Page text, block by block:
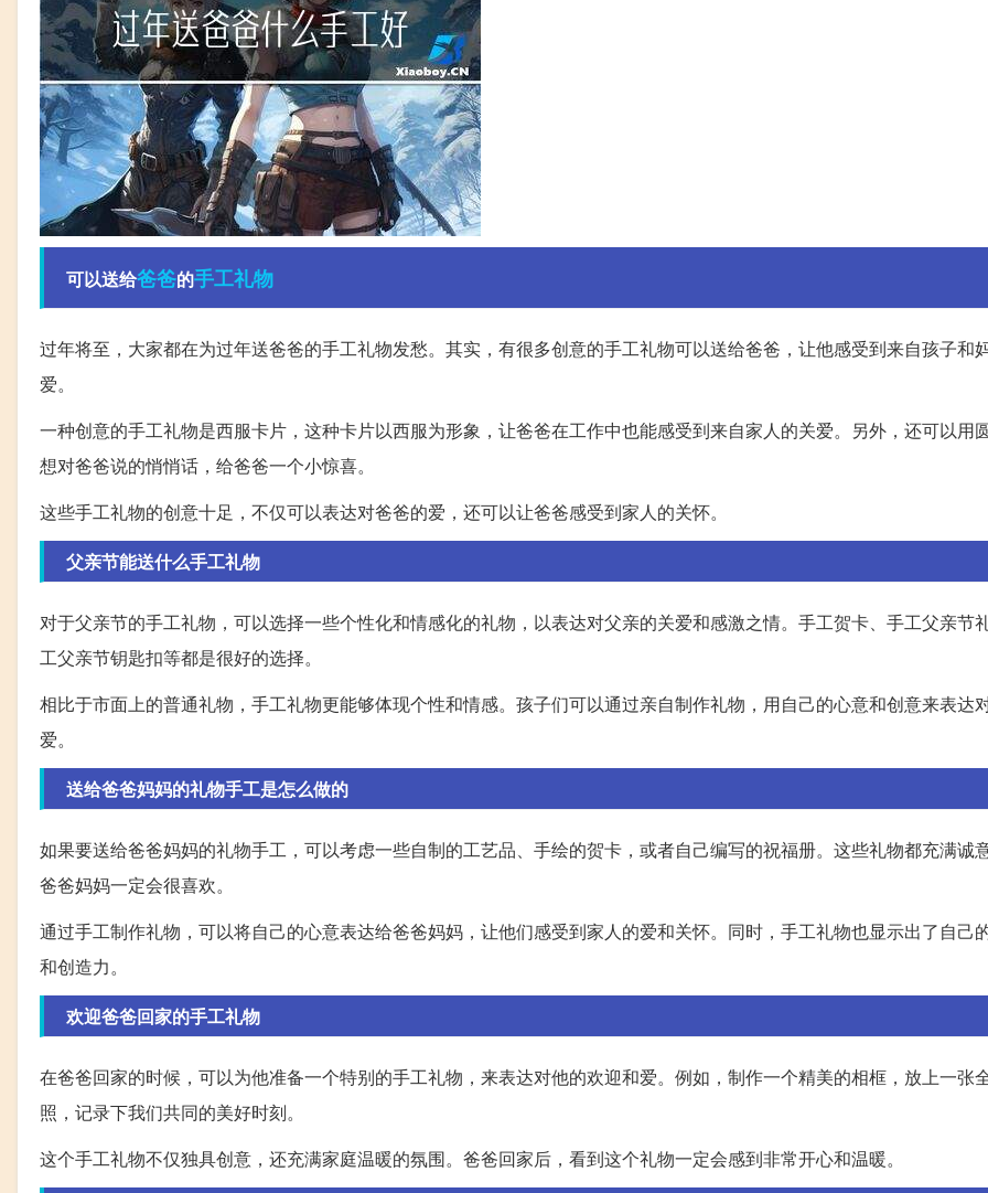
可以送给爸爸的手工礼物
过年将至，大家都在为过年送爸爸的手工礼物发愁。其实，有很多创意的手工礼物可以送给爸爸，让他感受到来自孩子和
爱。
一种创意的手工礼物是西服卡片，这种卡片以西服为形象，让爸爸在工作中也能感受到来自家人的关爱。另外，还可以用
想对爸爸说的悄悄话，给爸爸一个小惊喜。
这些手工礼物的创意十足，不仅可以表达对爸爸的爱，还可以让爸爸感受到家人的关怀。
父亲节能送什么手工礼物
对于父亲节的手工礼物，可以选择一些个性化和情感化的礼物，以表达对父亲的关爱和感激之情。手工贺卡、手工父亲节
工父亲节钥匙扣等都是很好的选择。
相比于市面上的普通礼物，手工礼物更能够体现个性和情感。孩子们可以通过亲自制作礼物，用自己的心意和创意来表达
爱。
送给爸爸妈妈的礼物手工是怎么做的
如果要送给爸爸妈妈的礼物手工，可以考虑一些自制的工艺品、手绘的贺卡，或者自己编写的祝福册。这些礼物都充满诚
爸爸妈妈一定会很喜欢。
通过手工制作礼物，可以将自己的心意表达给爸爸妈妈，让他们感受到家人的爱和关怀。同时，手工礼物也显示出了自己
和创造力。
欢迎爸爸回家的手工礼物
在爸爸回家的时候，可以为他准备一个特别的手工礼物，来表达对他的欢迎和爱。例如，制作一个精美的相框，放上一张
照，记录下我们共同的美好时刻。
这个手工礼物不仅独具创意，还充满家庭温暖的氛围。爸爸回家后，看到这个礼物一定会感到非常开心和温暖。